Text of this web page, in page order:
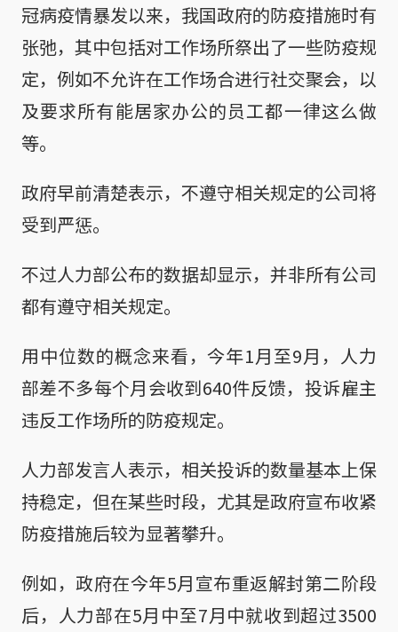
冠病疫情暴发以来，我国政府的防疫措施时有
张弛，其中包括对工作场所祭出了一些防疫规
定，例如不允许在工作场合进行社交聚会，以
及要求所有能居家办公的员工都一律这么做
等。
政府早前清楚表示，不遵守相关规定的公司将
受到严惩。
不过人力部公布的数据却显示，并非所有公司
都有遵守相关规定。
用中位数的概念来看，今年1月至9月，人力
部差不多每个月会收到640件反馈，投诉雇主
违反工作场所的防疫规定。
人力部发言人表示，相关投诉的数量基本上保
持稳定，但在某些时段，尤其是政府宣布收紧
防疫措施后较为显著攀升。
例如，政府在今年5月宣布重返解封第二阶段
后，人力部在5月中至7月中就收到超过3500